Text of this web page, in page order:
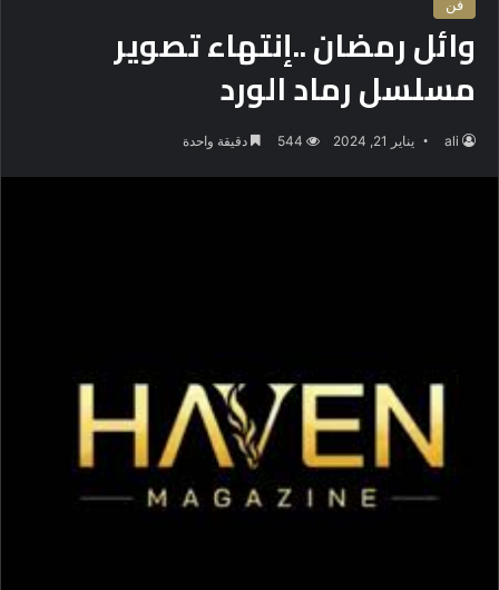
فن
وائل رمضان ..إنتهاء تصوير
مسلسل رماد الورد
ali يناير 21, 2024 544 دقيقة واحدة